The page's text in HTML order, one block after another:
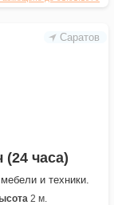
Саратов
часа)
и техники.
2 м.